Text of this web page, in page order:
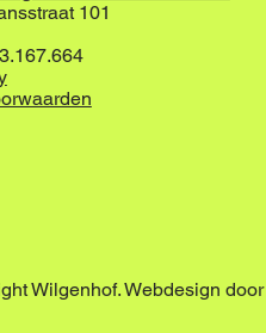
101
Wilgenhof. Webdesign door